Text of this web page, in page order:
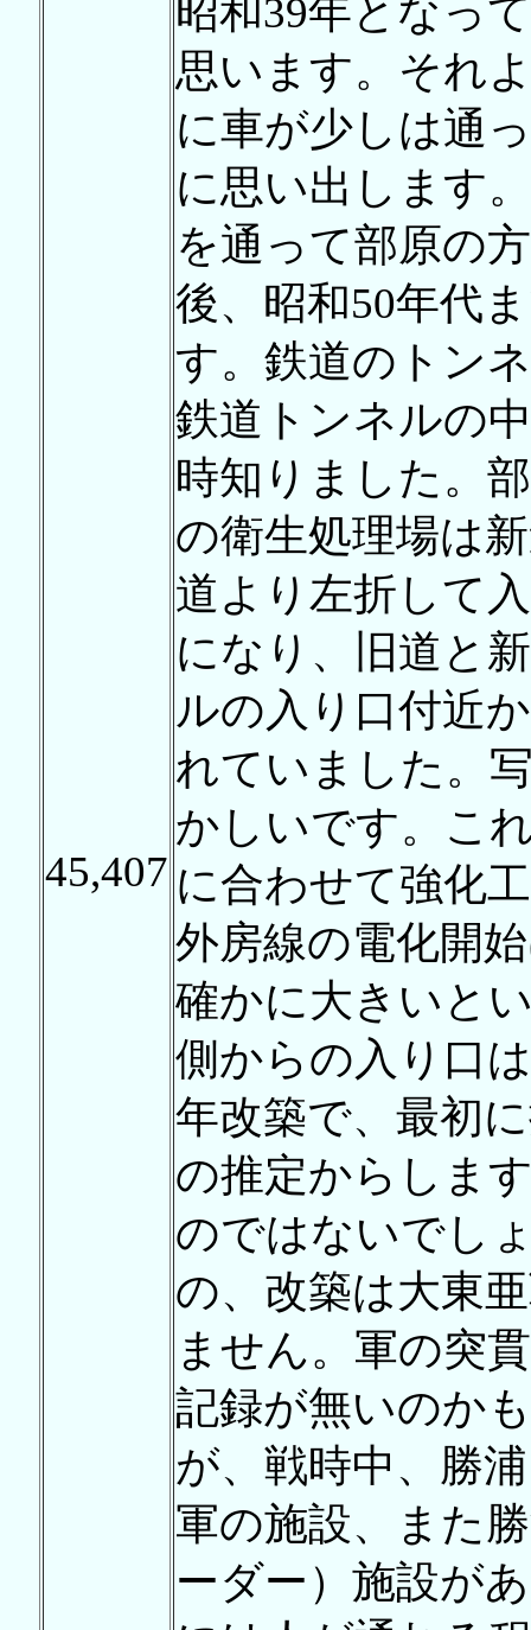
45,407
昭和39年となっ
思います。それ
に車が少しは通
に思い出します
を通って部原の
後、昭和50年代
す。鉄道のトン
鉄道トンネルの
時知りました。
の衛生処理場は
道より左折して
になり、旧道と
ルの入り口付近
れていました。
かしいです。こ
に合わせて強化
外房線の電化開
確かに大きいと
側からの入り口
年改築で、最初
の推定からしま
のではないでし
の、改築は大東
ません。軍の突
記録が無いのか
が、戦時中、勝
軍の施設、また
ーダー）施設が